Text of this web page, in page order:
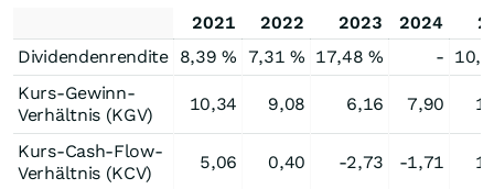
2021 2022 2023 2024
Dividendenrendite 8,39 % 7,31 % 17,48 % -
Kurs-Gewinn-
Verhältnis (KGV)
10,34 9,08 6,16 7,90
Kurs-Cash-Flow-
Verhältnis (KCV)
5,06 0,40 -2,73 -1,71